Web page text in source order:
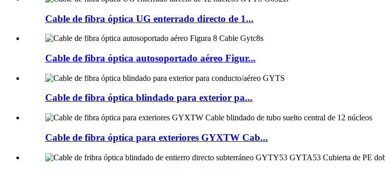
Cable de fibra óptica UG enterrado directo de 1...
Cable de fibra óptica autosoportado aéreo Figur...
Cable de fibra óptica blindado para exterior pa...
Cable de fibra óptica para exteriores GYXTW Cab...